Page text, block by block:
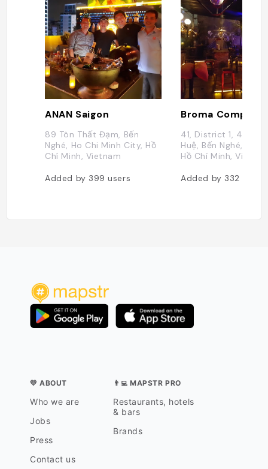
ANAN Saigon
89 Tôn Thất Đạm, Bến
Nghé, Ho Chi Minh City, Hồ
Chí Minh, Vietnam
Added by 399users
41, District 1, 41
Huệ, Bến Nghé, Hồ
Hồ Chí Minh,
Added by 332
💛 ABOUT
Who we are
Jobs
Press
Contact us
👨‍💻 MAPSTR PRO
Restaurants, hotels
& bars
Brands